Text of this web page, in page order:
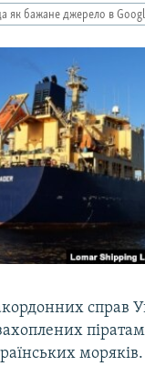
як бажане джерело в
справ
моряків.